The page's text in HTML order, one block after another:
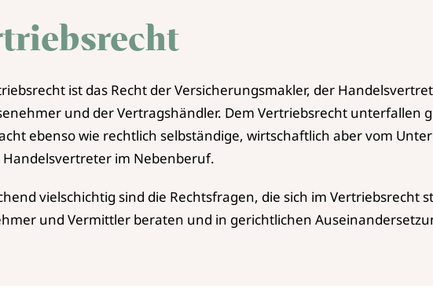
ist das Recht der Versicherungsmakler, der
und der Vertragshändler. Dem Vertriebsrecht unterfallen
ebenso wie rechtlich selbständige, wirtschaftlich aber vom
Handelsvertreter im Nebenberuf.
vielschichtig sind die Rechtsfragen, die sich im Vertriebsrecht
und Vermittler beraten und in gerichtlichen